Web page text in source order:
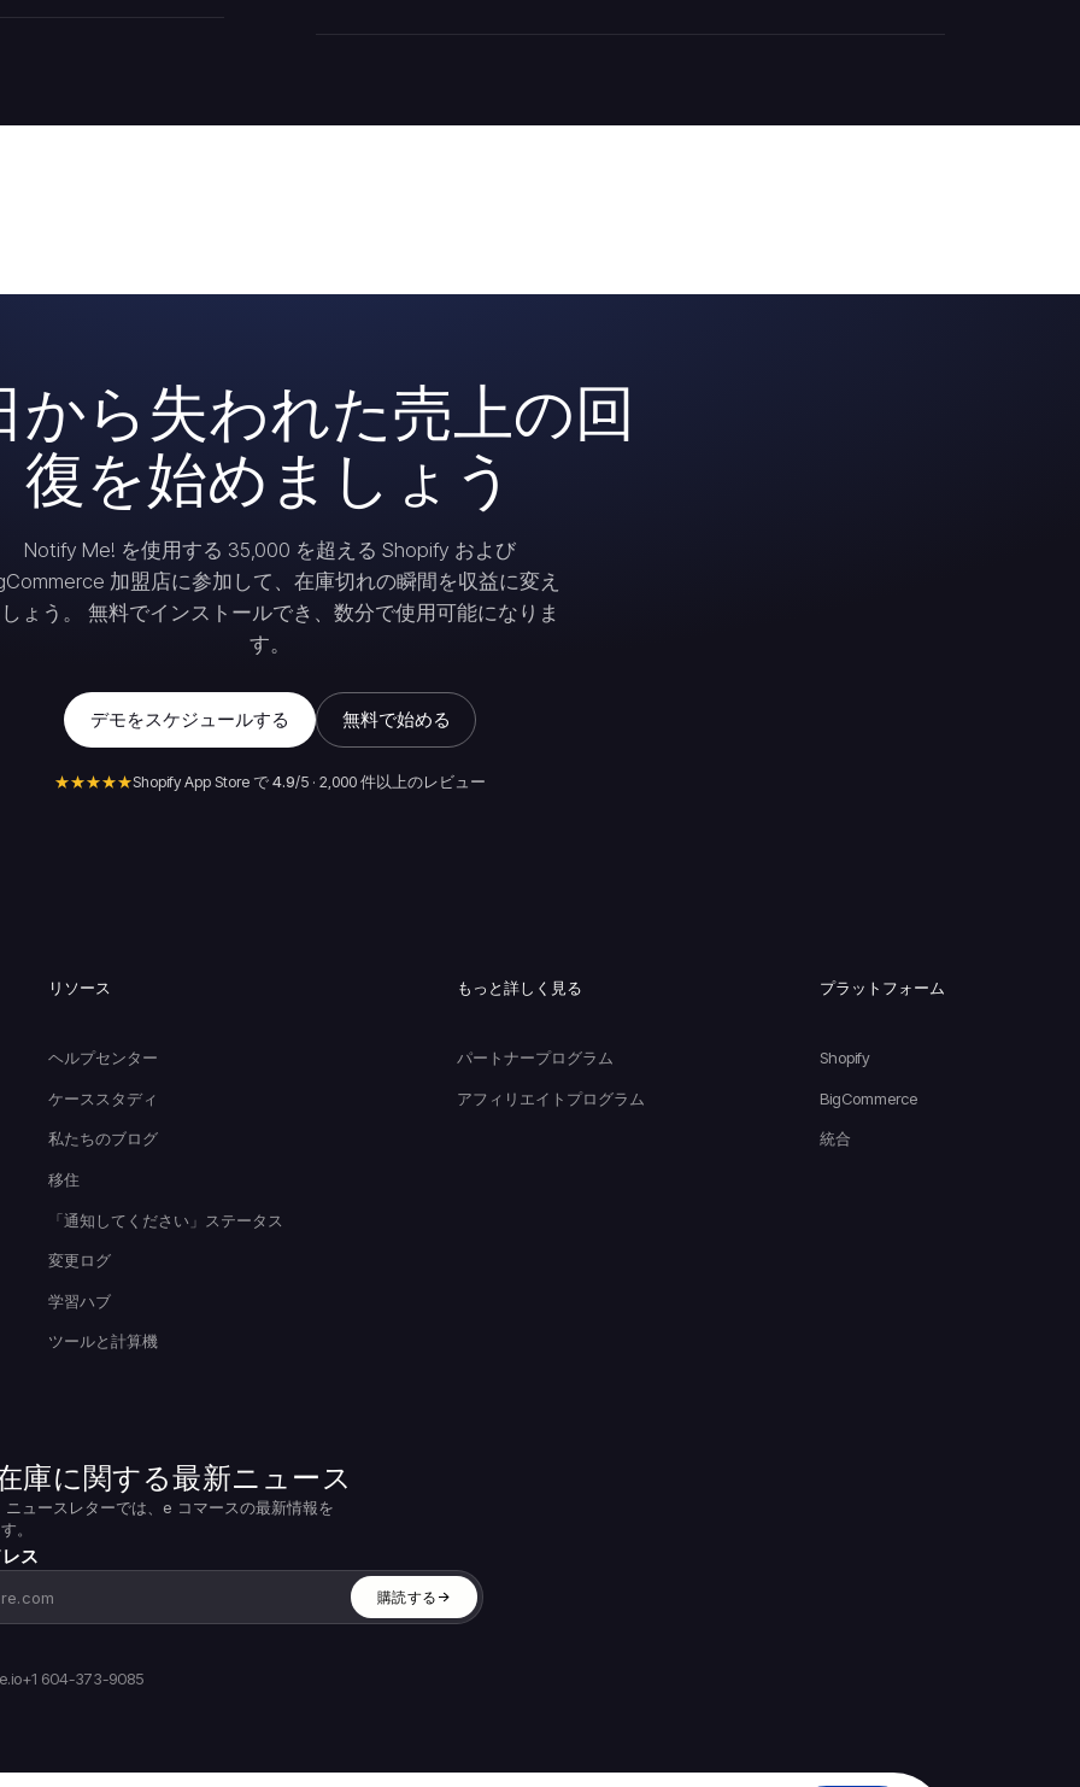
から失われた売上の回
復を始めましょう
Notify Me! を使用する 35,000 を超える Shopify および
加盟店に参加して、在庫切れの瞬間を収益に変え
ょう。 無料でインストールでき、数分で使用可能になりま
す。
デモをスケジュールする 無料で始める
★★★★★Shopify App Store で 4.9/5 · 2,000 件以上のレビュー
リソース
ヘルプセンター
ケーススタディ
私たちのブログ
移住
「通知してください」ステータス
変更ログ
学習ハブ
ツールと計算機
もっと詳しく見る
パートナープログラム
アフィリエイトプログラム
プラットフォーム
Shopify
BigCommerce
統合
庫に関する最新ニュース
ュースレターでは、e コマースの最新情報を
。
ス
購読する
+1 604-373-9085